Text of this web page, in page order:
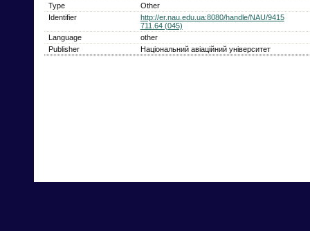
Type
Other
Identifier
http://er.nau.edu.ua:8080/handle/NAU/9415
711.64 (045)
Language
other
Publisher
Національний авіаційний університет